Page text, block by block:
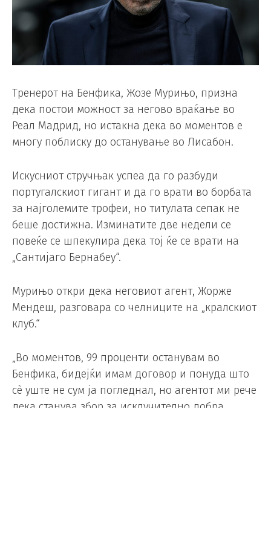
Тренерот на Бенфика, Жозе Мурињо, призна
дека постои можност за негово враќање во
Реал Мадрид, но истакна дека во моментов е
многу поблиску до останување во Лисабон.
Искусниот стручњак успеа да го разбуди
португалскиот гигант и да го врати во борбата
за најголемите трофеи, но титулата сепак не
беше достижна. Изминатите две недели се
повеќе се шпекулира дека тој ќе се врати на
„Сантијаго Бернабеу“.
Мурињо откри дека неговиот агент, Жорже
Мендеш, разговара со челниците на „кралскиот
клуб.“
„Во моментов, 99 проценти останувам во
Бенфика, бидејќи имам договор и понуда што
сè уште не сум ја погледнал, но агентот ми рече
дека станува збор за исклучително добра